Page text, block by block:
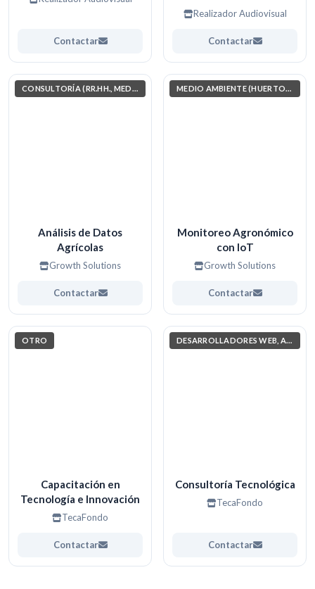
Contactar
Realizador Audiovisual
Contactar
CONSULTORÍA (RR.HH., MEDIO AMBIENTE, INVESTIGACIÓN)
Análisis de Datos
Agrícolas
Growth Solutions
Contactar
MEDIO AMBIENTE (HUERTOS, JARDINERÍA, COSAS POR EL ESTILO)
Monitoreo Agronómico
con IoT
Growth Solutions
Contactar
OTRO
Capacitación en
Tecnología e Innovación
TecaFondo
Contactar
DESARROLLADORES WEB, APPS. (PROGRAMACIÓN)
Consultoría Tecnológica
TecaFondo
Contactar